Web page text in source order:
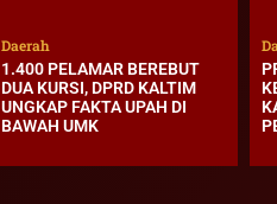
Daerah
1.400 PELAMAR BEREBUT
DUA KURSI, DPRD KALTIM
UNGKAP FAKTA UPAH DI
BAWAH UMK